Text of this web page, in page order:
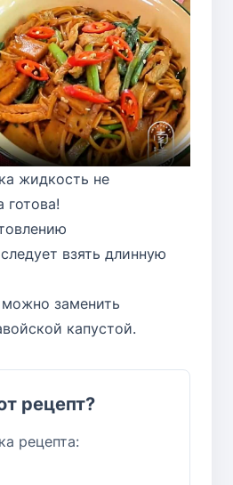
жидкость не
готова!
взять длинную
заменить
капустой.
рецепт?
рецепта: